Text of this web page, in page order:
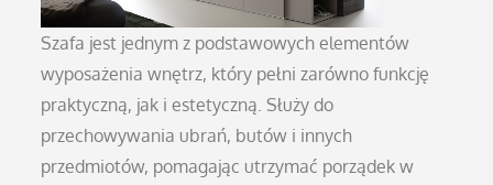
Szafa jest jednym z podstawowych elementów
wyposażenia wnętrz, który pełni zarówno funkcję
praktyczną, jak i estetyczną. Służy do
przechowywania ubrań, butów i innych
przedmiotów, pomagając utrzymać porządek w